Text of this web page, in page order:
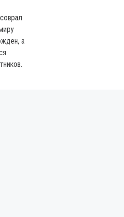
а